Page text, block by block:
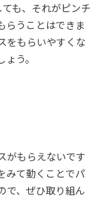
も、それがピンチ
らうことはできま
をもらいやすくな
う。
がもらえないです
みて動くことでパ
で、ぜひ取り組ん